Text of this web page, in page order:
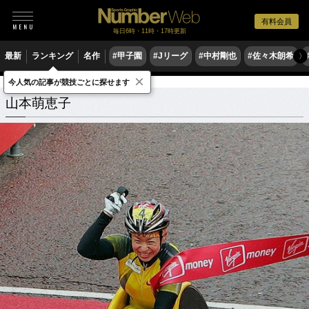
有料会員
毎日6時・11時・17時更新
最新 ランキング 名作 #甲子園 #Jリーグ #中村剛也 #佐々木朗希 〉
山本萌恵子 関連記事
山本萌恵子
今人気の記事が競技ごとに探せます ×